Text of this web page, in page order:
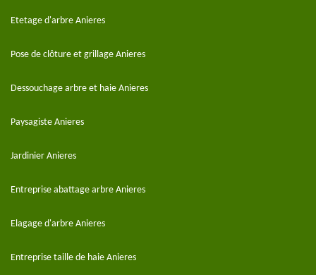
Etetage d'arbre Anieres
Pose de clôture et grillage Anieres
Dessouchage arbre et haie Anieres
Paysagiste Anieres
Jardinier Anieres
Entreprise abattage arbre Anieres
Elagage d'arbre Anieres
Entreprise taille de haie Anieres